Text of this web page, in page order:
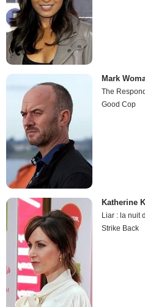
Mark
The
Good Cop
Katherine
Liar : la nuit
Strike Back